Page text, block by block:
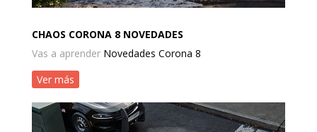
CHAOS CORONA 8 NOVEDADES
Vas a aprender Novedades Corona 8
Ver más